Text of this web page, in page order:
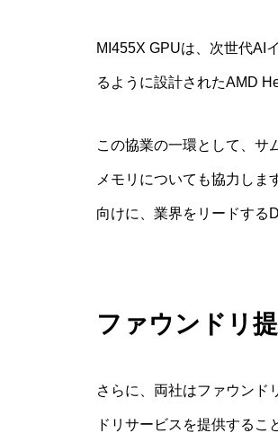
MI455X GPUは、次世代AI
るように設計されたAMD
この協業の一環として、
メモリについても協力しま
向けに、業界をリードする
ファウンドリ
さらに、両社はファウンド
ドリサービスを提供するこ